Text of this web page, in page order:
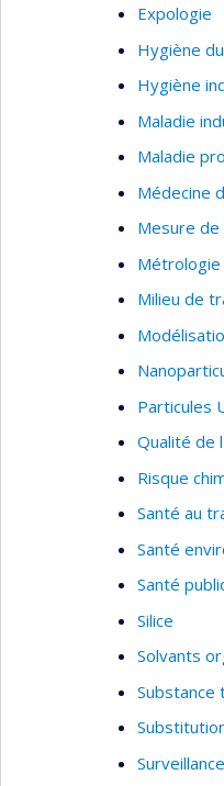
Expologie
Hygiène
Hygiène
Maladie
Maladie
Médecine
Mesure
Métrologie
Milieu de
Particules
Qualité de
Risque
Santé au
Santé
Santé
Silice
Solvants
Substance
Surveillance